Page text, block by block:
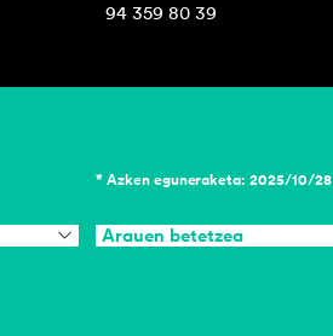
94 359 80 39
* Azken eguneraketa: 2025/10/28
Arauen betetzea